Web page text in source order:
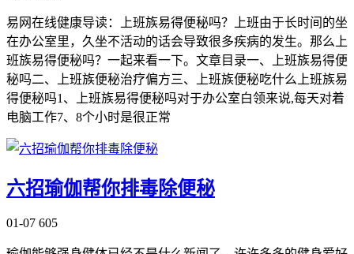
易网在线健康导读：上班族易得便秘吗？上班由于长时间的坐
在办公室里，久坐不活动的话会导致很多疾病的发生。那么上
班族易得便秘吗？一起来看一下。文章目录一、上班族易得便
秘吗二、上班族便秘治疗偏方三、上班族便秘吃什么上班族易
得便秘吗1、上班族易得便秘吗对于办公室白领来说,每天对着
电脑工作7、8个小时是很正常
六招瑜伽帮你排毒除便秘
01-07 605